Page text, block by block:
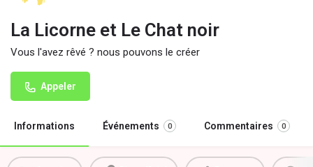
La Licorne et Le Chat noir
Vous l'avez rêvé ? nous pouvons le créer
Appeler
Informations Événements 0 Commentaires 0